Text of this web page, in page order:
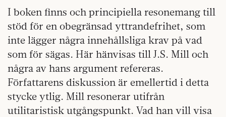
I boken finns och principiella resonemang till
stöd för en obegränsad yttrandefrihet, som
inte lägger några innehållsliga krav på vad
som för sägas. Här hänvisas till J.S. Mill och
några av hans argument refereras.
Författarens diskussion är emellertid i detta
stycke ytlig. Mill resonerar utifrån
utilitaristisk utgångspunkt. Vad han vill visa